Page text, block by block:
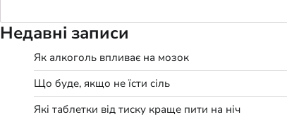
Недавні записи
Як алкоголь впливає на мозок
Що буде, якщо не їсти сіль
Які таблетки від тиску краще пити на ніч